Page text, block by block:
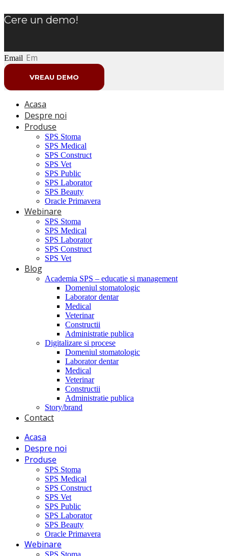
Cere un demo!
Email
VREAU DEMO
Acasa
Despre noi
Produse
SPS Stoma
SPS Medical
SPS Construct
SPS Vet
SPS Public
SPS Laborator
SPS Beauty
Oracle Primavera
Webinare
SPS Stoma
SPS Medical
SPS Laborator
SPS Construct
SPS Vet
Blog
Academia SPS – educatie si management
Domeniul stomatologic
Laborator dentar
Medical
Veterinar
Constructii
Administratie publica
Digitalizare si procese
Domeniul stomatologic
Laborator dentar
Medical
Veterinar
Constructii
Administratie publica
Story/brand
Contact
Acasa
Despre noi
Produse
SPS Stoma
SPS Medical
SPS Construct
SPS Vet
SPS Public
SPS Laborator
SPS Beauty
Oracle Primavera
Webinare